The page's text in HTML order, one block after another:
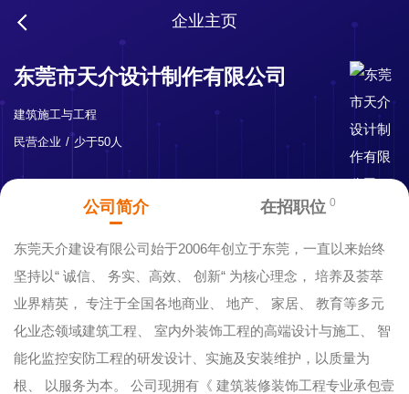
企业主页
东莞市天介设计制作有限公司
建筑施工与工程
民营企业
少于50人
公司简介 在招职位 0
东莞天介建设有限公司始于2006年创立于东莞，一直以来始终
坚持以“ 诚信、 务实、高效、 创新“ 为核心理念， 培养及荟萃
业界精英， 专注于全国各地商业、 地产、 家居、 教育等多元
化业态领域建筑工程、 室内外装饰工程的高端设计与施工、 智
能化监控安防工程的研发设计、实施及安装维护，以质量为
根、 以服务为本。 公司现拥有《 建筑装修装饰工程专业承包壹